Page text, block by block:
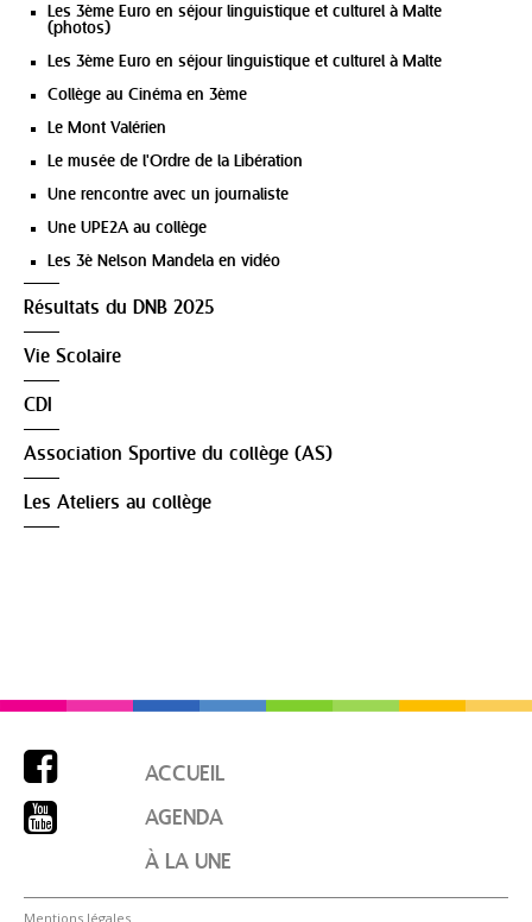
Les 3ème Euro en séjour linguistique et culturel à Malte
(photos)
Les 3ème Euro en séjour linguistique et culturel à Malte
Collège au Cinéma en 3ème
Le Mont Valérien
Le musée de l'Ordre de la Libération
Une rencontre avec un journaliste
Une UPE2A au collège
Les 3è Nelson Mandela en vidéo
Résultats du DNB 2025
Vie Scolaire
CDI
Association Sportive du collège (AS)
Les Ateliers au collège


ACCUEIL
AGENDA
À LA UNE
Mentions légales